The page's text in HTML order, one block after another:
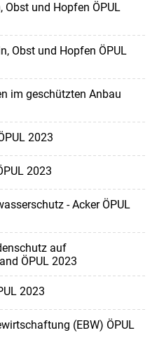
Obst und Hopfen ÖPUL
Obst und Hopfen ÖPUL
im geschützten Anbau
2023
2023
- Acker ÖPUL
auf
ÖPUL 2023
2023
(EBW) ÖPUL